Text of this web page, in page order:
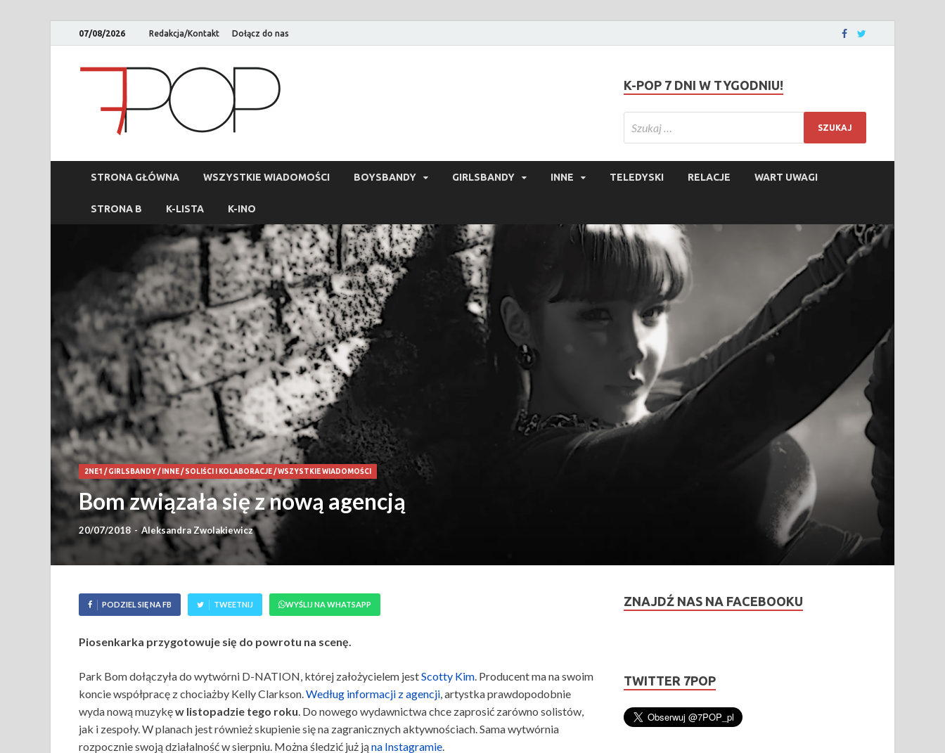
07/08/2026 Redakcja/Kontakt Dołącz do nas
K-POP 7 DNI W TYGODNIU!
STRONA GŁÓWNA WSZYSTKIE WIADOMOŚCI BOYSBANDY GIRLSBANDY INNE TELEDYSKI RELACJE WART UWAGI
STRONA B K-LISTA K-INO
2NE1 / GIRLSBANDY/ INNE/ SOLIŚCI I KOLABORACJE/WSZYSTKIE WIADOMOŚCI
Bom związała się z nową agencją
20/07/2018 - Aleksandra Zwolakiewicz
PODZIEL SIĘ NA FB TWEETNIJ WYŚLIJ NA WHATSAPP
Piosenkarka przygotowuje się do powrotu na scenę.
Park Bom dołączyła do wytwórni D-NATION, której założycielem jestScotty Kim. Producent ma na swoim
koncie współpracę z chociażby Kelly Clarkson.Według informacji z agencji, artystka prawdopodobnie
wyda nową muzykęw listopadzie tego roku. Do nowego wydawnictwa chce zaprosić zarówno solistów,
jak i zespoły. W planach jest również skupienie się na zagranicznych aktywnościach. Sama wytwórnia
rozpocznie swoją działalność w sierpniu. Można śledzić już jąna Instagramie.
ZNAJDŹ NAS NA FACEBOOKU
TWITTER 7POP